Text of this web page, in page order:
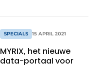
SPECIALS 15 APRIL 2021
MYRIX, het nieuwe
data-portaal voor